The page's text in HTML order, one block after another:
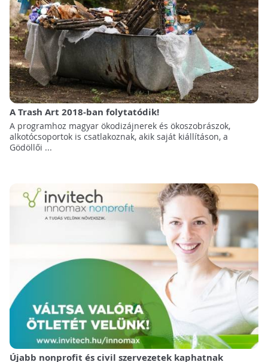
A Trash Art 2018-ban folytatódik!
A programhoz magyar ökodizájnerek és ökoszobrászok,
alkotócsoportok is csatlakoznak, akik saját kiállításon, a
Gödöllői ...
Újabb nonprofit és civil szervezetek kaphatnak